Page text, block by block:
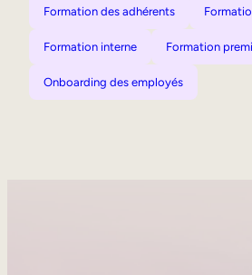
Formation des adhérents
Formation interne Formation
Onboarding des employés